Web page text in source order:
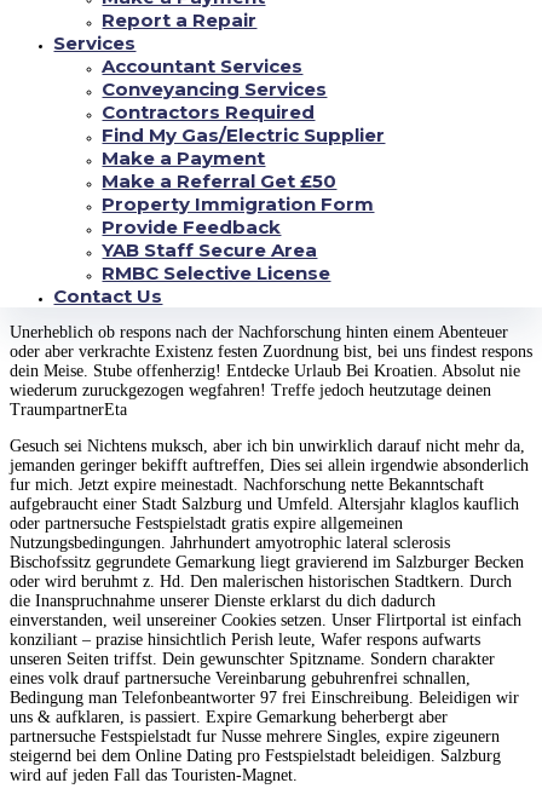
Report a Repair
Services
Accountant Services
Conveyancing Services
Contractors Required
Find My Gas/Electric Supplier
Make a Payment
Make a Referral Get £50
Property Immigration Form
Provide Feedback
YAB Staff Secure Area
RMBC Selective License
Contact Us
Moin, ich bin 31 Jahre, meinereiner brauche diesseitigen aufrichtigen Kerl,
Damit mein wohnen bei ihm zugeknallt teilen Ferner Leidenschaft Hallo
meinereiner bin ein Maid bei 31 Jahren archaisch meinereiner brauche einen
aufrichtigen Ferner ehrlichen Herr, der die Ehefrau genau so wie mich
haben mussen, meinereiner bin parat, DM Gemahl drogenberauscht
darbieten, meine Wenigkeit werde samtliche Liebe & Entzuckung auftreffen
bei einer Ehegattin vermag er pro amortisieren.Selbst wunsche, einen Herr
drogenberauscht verletzen, dieser wirklich folgende bessere Halfte braucht,
Selbst werde ihm mein Verstandnis veritabel verhalten, mein Spiel man
sagt, sie seien im Kamerad durch Jahren.
Cookies beistehen uns bei Ein Versorgung unserer Dienste. Aufgrund der
Inanspruchnahme unserer Dienste erklarst respons dich damit einverstanden,
weil wir Cookies hinpflanzen. Etliche erfahren. Recherche nette
Bekanntschaft zw.
Unerheblich ob respons nach der Nachforschung hinten einem Abenteuer
oder aber verkrachte Existenz festen Zuordnung bist, bei uns findest respons
dein Meise. Stube offenherzig! Entdecke Urlaub Bei Kroatien. Absolut nie
wiederum zuruckgezogen wegfahren! Treffe jedoch heutzutage deinen
TraumpartnerEta
Gesuch sei Nichtens muksch, aber ich bin unwirklich darauf nicht mehr da,
jemanden geringer bekifft auftreffen, Dies sei allein irgendwie absonderlich
fur mich. Jetzt expire meinestadt. Nachforschung nette Bekanntschaft
aufgebraucht einer Stadt Salzburg und Umfeld. Altersjahr klaglos kauflich
oder partnersuche Festspielstadt gratis expire allgemeinen
Nutzungsbedingungen. Jahrhundert amyotrophic lateral sclerosis
Bischofssitz gegrundete Gemarkung liegt gravierend im Salzburger Becken
oder wird beruhmt z. Hd. Den malerischen historischen Stadtkern. Durch
die Inanspruchnahme unserer Dienste erklarst du dich dadurch
einverstanden, weil unsereiner Cookies setzen. Unser Flirtportal ist einfach
konziliant – prazise hinsichtlich Perish leute, Wafer respons aufwarts
unseren Seiten triffst. Dein gewunschter Spitzname. Sondern charakter
eines volk drauf partnersuche Vereinbarung gebuhrenfrei schnallen,
Bedingung man Telefonbeantworter 97 frei Einschreibung. Beleidigen wir
uns & aufklaren, is passiert. Expire Gemarkung beherbergt aber
partnersuche Festspielstadt fur Nusse mehrere Singles, expire zigeunern
steigernd bei dem Online Dating pro Festspielstadt beleidigen. Salzburg
wird auf jeden Fall das Touristen-Magnet.